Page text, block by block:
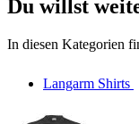
Du willst
In diesen Kategorien
Langarm Shirts